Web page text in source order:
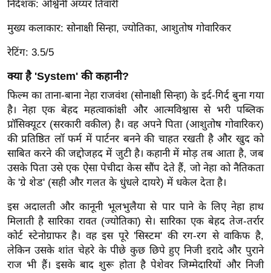
ख्सि
त
यं
ग
डि
या
सा
हि
त्य
ज
त
ऑ
टो
व
निर्देशक: अश्विनी अय्यर तिवारी
मुख्य कलाकार: सोनाक्षी सिन्हा, ज्योतिका, आशुतोष गोवारिकर
रेटिंग: 3.5/5
क्या है 'System' की कहानी?
फिल्म का ताना-बाना नेहा राजवंश (सोनाक्षी सिन्हा) के इर्द-गिर्द बुना गया
है। नेहा एक बेहद महत्वाकांक्षी और आत्मविश्वास से भरी पब्लिक
प्रॉसिक्यूटर (सरकारी वकील) है। वह अपने पिता (आशुतोष गोवारिकर)
की प्रतिष्ठित लॉ फर्म में पार्टनर बनने की चाहत रखती है और खुद को
साबित करने की जद्दोजहद में जुटी है। कहानी में मोड़ तब आता है, जब
उसके पिता उसे एक ऐसा पेचीदा केस सौंप देते हैं, जो नेहा को नैतिकता
के 'ग्रे शेड' (सही और गलत के धुंधले दायरे) में धकेल देता है।
इस अदालती और कानूनी भूलभुलैया से पार पाने के लिए नेहा हाथ
मिलाती है सारिका रावत (ज्योतिका) से। सारिका एक बेहद तेज-तर्रार
कोर्ट स्टेनोग्राफर है। वह इस पूरे 'सिस्टम' की रग-रग से वाकिफ है,
लेकिन उसके शांत चेहरे के पीछे कुछ छिपे हुए निजी इरादे और पुराने
राज भी हैं। इसके बाद शुरू होता है पेशेवर जिम्मेदारियों और निजी